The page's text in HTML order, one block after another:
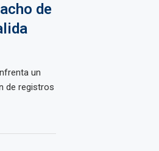
de
un
de registros